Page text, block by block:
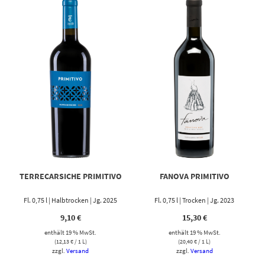
TERRECARSICHE PRIMITIVO
Fl. 0,75 l | Halbtrocken | Jg. 2025
9,10€
enthält 19 % MwSt.
(12,13€/ 1 L)
zzgl.Versand
FANOVA PRIMITIVO
Fl. 0,75 l | Trocken | Jg. 2023
15,30€
enthält 19 % MwSt.
(20,40€/ 1 L)
zzgl. Versand